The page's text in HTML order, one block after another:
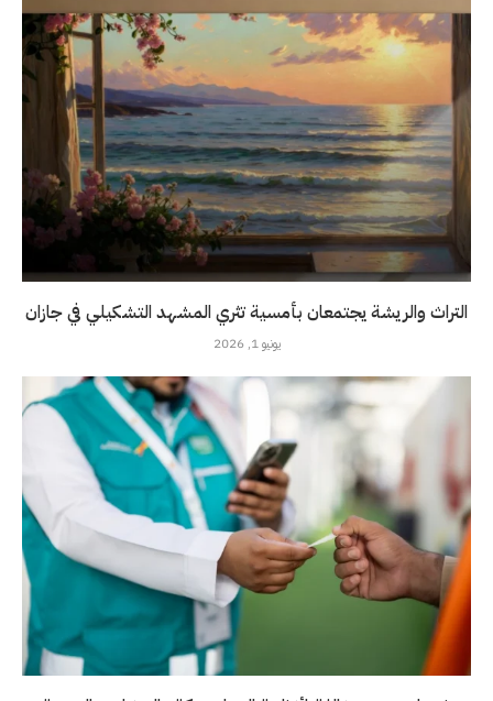
التراث والريشة يجتمعان بأمسية تثري المشهد التشكيلي في جازان
يونيو 1, 2026